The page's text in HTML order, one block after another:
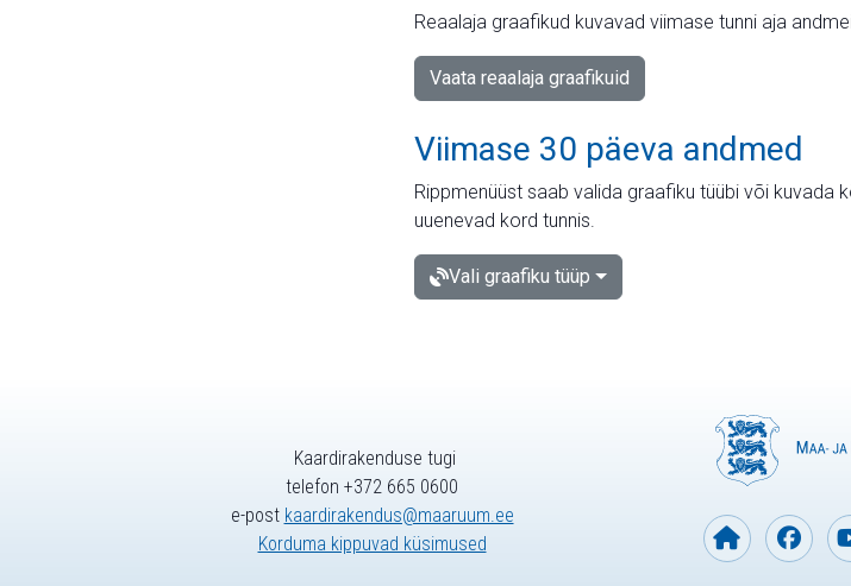
Reaalaja graafikud kuvavad viimase tunni aja
Vaata reaalaja graafikuid
Viimase 30 päeva andmed
Rippmenüüst saab valida graafiku tüübi või
uuenevad kord tunnis.
Vali graafiku tüüp
Kaardirakenduse tugi
telefon +372 665 0600
e-post kaardirakendus@maaruum.ee
Korduma kippuvad küsimused